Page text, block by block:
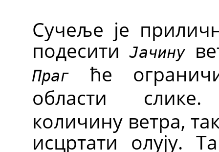
Сучеље је
подеситиЈачину
Праг
ће
области
количину ветра,
исцртати олују.